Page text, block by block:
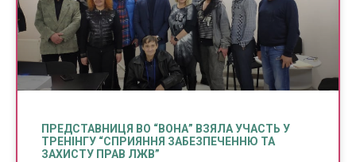
ПРЕДСТАВНИЦЯ ВО “ВОНА” ВЗЯЛА УЧАСТЬ У
ТРЕНІНГУ “СПРИЯННЯ ЗАБЕЗПЕЧЕННЮ ТА
ЗАХИСТУ ПРАВ ЛЖВ”